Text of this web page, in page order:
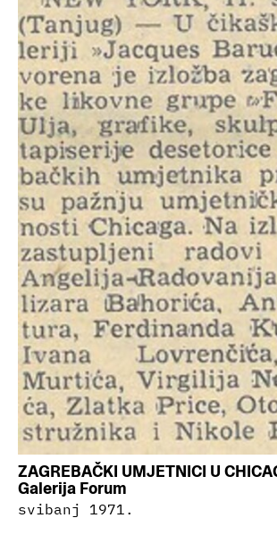
ZAGREBAČKI UMJETNICI U
Galerija Forum
svibanj 1971.